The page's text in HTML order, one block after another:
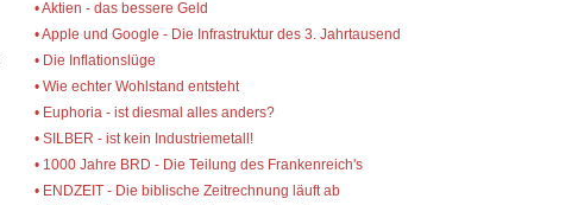
• Aktien - das bessere Geld
• Apple und Google - Die Infrastruktur des 3. Jahrtausend
• Die Inflationslüge
• Wie echter Wohlstand entsteht
• Euphoria - ist diesmal alles anders?
• SILBER - ist kein Industriemetall!
• 1000 Jahre BRD - Die Teilung des Frankenreich's
• ENDZEIT - Die biblische Zeitrechnung läuft ab